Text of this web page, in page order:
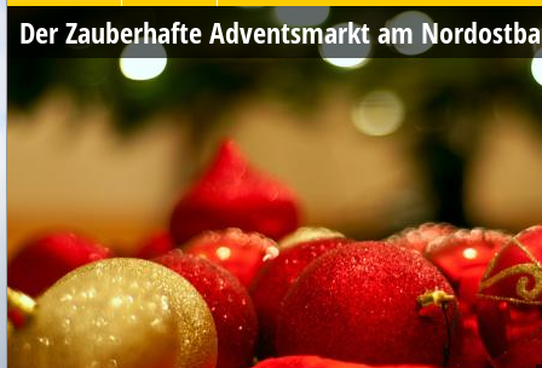
Der Zauberhafte Adventsmarkt am